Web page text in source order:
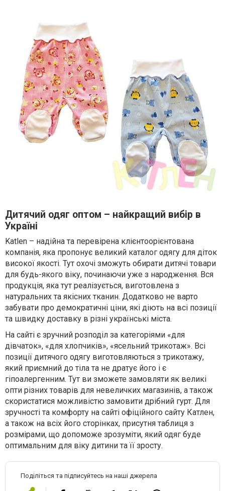
Дитячий одяг оптом – найкращий вибір в
Україні
Katlen – надійна та перевірена клієнтоорієнтована
компанія, яка пропонує великий каталог одягу для діток
високої якості. Тут охочі зможуть обирати дитячі товари
для будь-якого віку, починаючи уже з народження. Вся
продукція, яка тут реалізується, виготовлена з
натуральних та якісних тканин. Додатково не варто
забувати про демократичні ціни, які діють на всі позиції
та швидку доставку в різні українські міста.
На сайті є зручний розподіл за категоріями «для
дівчаток», «для хлопчиків», «ясельний трикотаж». Всі
позиції дитячого одягу виготовляються з трикотажу,
який приємний до тіла та не дратує його і є
гіпоалергенним. Тут ви зможете замовляти як великі
опти різних товарів для невеличких магазинів, а також
скористатися можливістю замовити дрібний гурт. Для
зручності та комфорту на сайті офіційного сайту Катлен,
а також на всіх його сторінках, присутня таблиця з
розмірами, що допоможе зрозуміти, який одяг буде
оптимальним для віку дитини та її зросту.
Поділіться та підписуйтесь на наші джерела